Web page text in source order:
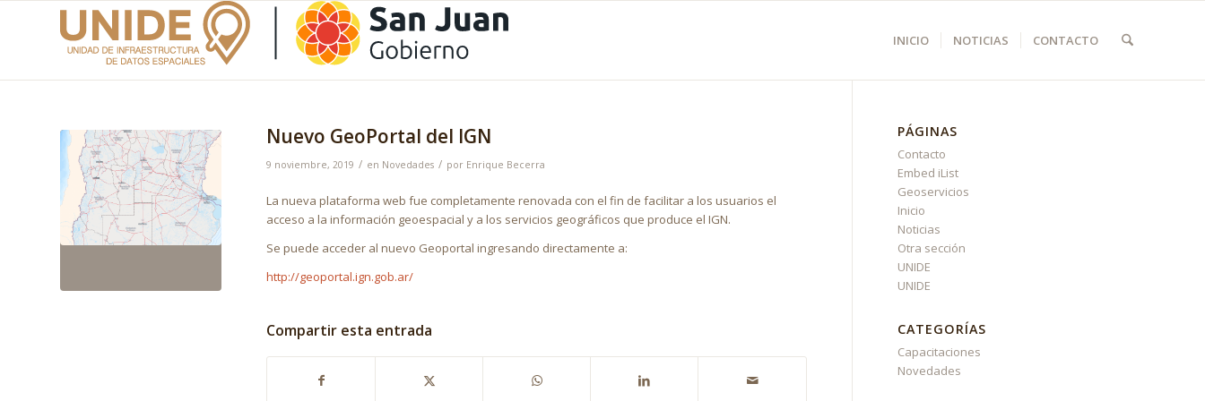
INICIO NOTICIAS CONTACTO
Nuevo GeoPortal del IGN
9 noviembre, 2019 / en Novedades / por Enrique Becerra
La nueva plataforma web fue completamente renovada con el fin de facilitar a los usuarios el
acceso a la información geoespacial y a los servicios geográficos que produce el IGN.
Se puede acceder al nuevo Geoportal ingresando directamente a:
http://geoportal.ign.gob.ar/
Compartir esta entrada
PÁGINAS
Contacto
Embed iList
Geoservicios
Inicio
Noticias
Otra sección
UNIDE
UNIDE
CATEGORÍAS
Capacitaciones
Novedades